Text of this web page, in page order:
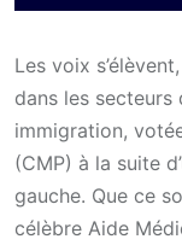
Les voix
dans les secteurs
immigration,
(CMP) à la suite
gauche. Que ce
célèbre Aide